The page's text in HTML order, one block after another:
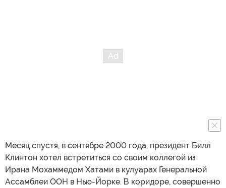
Месяц спустя, в сентябре 2000 года, президент Билл
Клинтон хотел встретиться со своим коллегой из
Ирана Мохаммедом Хатами в кулуарах Генеральной
Ассамблеи ООН в Нью-Йорке. В коридоре, совершенно